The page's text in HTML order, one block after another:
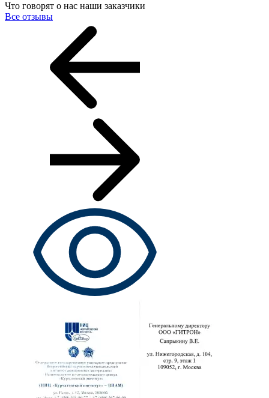
Что говорят о нас наши заказчики
Все отзывы